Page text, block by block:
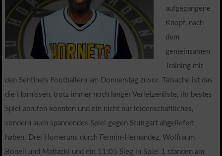
aufgegangene
Knopf, nach
dem
gemeinsamen
Training mit
den Sentinels Footballern am Donnerstag zuvor. Tatsache ist das
die Hornissen, trotz immer noch langer Verletzenliste, ihr bestes
Spiel abrufen konnten und ein nicht nur leidenschaftliches,
sondern auch spannendes Spiel gegen Stuttgart abgeliefert
haben. Drei Homeruns durch Fermin-Hernandez, Wolfraum
Bonell und Matlacki und ein 11:05 Sieg in Spiel 1 standen am